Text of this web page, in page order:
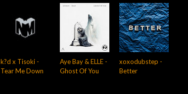
k?d x Tisoki -
Tear Me Down
Aye Bay & ELLE -
Ghost Of You
xoxodubstep -
Better